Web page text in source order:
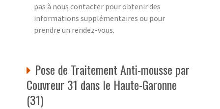
pas à nous contacter pour obtenir des
informations supplémentaires ou pour
prendre un rendez-vous.
Pose de Traitement Anti-mousse par
Couvreur 31 dans le Haute-Garonne
(31)